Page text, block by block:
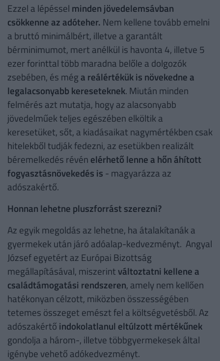
Ezzel a lépéssel minden jövedelemsávban
csökkenne az adóteher. Nem kellene tovább emelni
a bruttó minimálbért, illetve a garantált
bérminimumot, mert anélkül is havonta 4, illetve 5
ezer forinttal több maradna belőle a dolgozók
zsebében, és még a reálértékük is növekedne a
legalacsonyabb kereseteknek. Miután minden
felmérés azt mutatja, hogy az alacsonyabb
jövedelműek teljes egészében elköltik a
keresetüket, sőt, a kiadásaikat nagymértékben csak
hitelekből tudják fedezni, az esetükben realizált
béremelkedés révén elérhető lenne a hőn áhított
fogyasztásnövekedés is - magyarázza az
adószakértő.
Honnan lehetne pluszforrást szerezni?
Az egyik megoldás az lehetne, ha átalakítanák a
gyermekek után járó adóalap-kedvezményt. Angyal
József egyetért az Európai Bizottság
megállapításával, miszerintváltoztatni kellene a
családtámogatási rendszeren, amely nem kellően
hatékonyan célzott, miközben összességében
tetemes összeget emészt fel a költségvetésből. Az
adószakértő indokolatlanul eltúlzott mértékűnek
gondolja a három-, illetve többgyermekesek által
igénybe vehető adókedvezményt.